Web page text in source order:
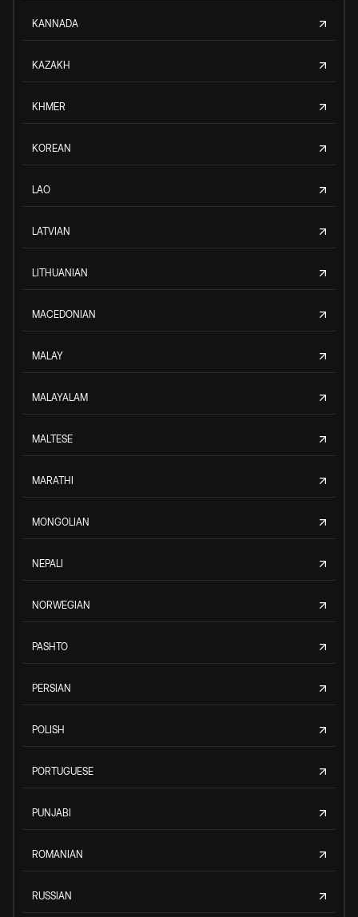
KANNADA
KAZAKH
KHMER
KOREAN
LAO
LATVIAN
LITHUANIAN
MACEDONIAN
MALAY
MALAYALAM
MALTESE
MARATHI
MONGOLIAN
NEPALI
NORWEGIAN
PASHTO
PERSIAN
POLISH
PORTUGUESE
PUNJABI
ROMANIAN
RUSSIAN